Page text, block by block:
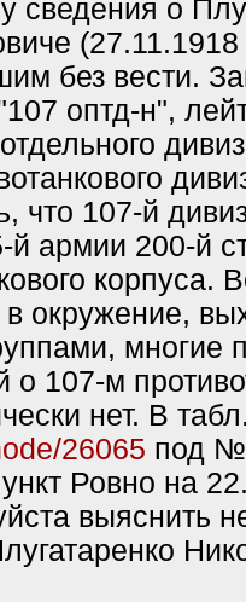
о
(27.11.1918
без вести.
оптд-н",
что 107-й
й армии 200-й
корпуса.
окружение,
многие
о 107-м
нет. В
26065 под
Ровно на
выяснить